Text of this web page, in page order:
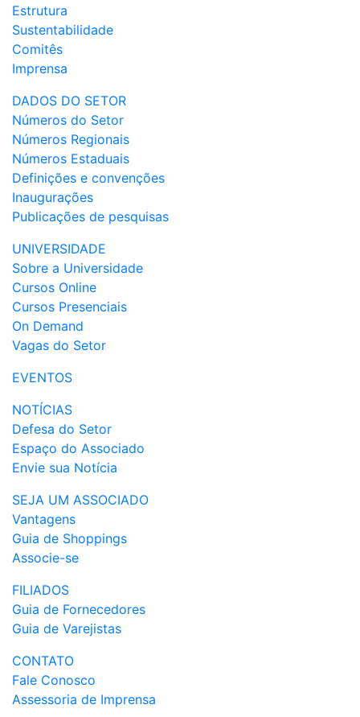
Estrutura
Sustentabilidade
Comitês
Imprensa
DADOS DO SETOR
Números do Setor
Números Regionais
Números Estaduais
Definições e convenções
Inaugurações
Publicações de pesquisas
UNIVERSIDADE
Sobre a Universidade
Cursos Online
Cursos Presenciais
On Demand
Vagas do Setor
EVENTOS
NOTÍCIAS
Defesa do Setor
Espaço do Associado
Envie sua Notícia
SEJA UM ASSOCIADO
Vantagens
Guia de Shoppings
Associe-se
FILIADOS
Guia de Fornecedores
Guia de Varejistas
CONTATO
Fale Conosco
Assessoria de Imprensa